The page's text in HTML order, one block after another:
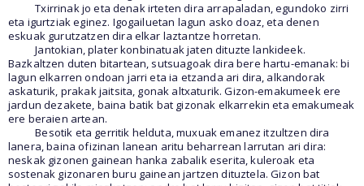
Txirrinak jo eta denak irteten dira arrapaladan, egundoko zirri
eta igurtziak eginez. Igogailuetan lagun asko doaz, eta denen
eskuak gurutzatzen dira elkar laztantze horretan.
Jantokian, plater konbinatuak jaten dituzte lankideek.
Bazkaltzen duten bitartean, sutsuagoak dira bere hartu-emanak: bi
lagun elkarren ondoan jarri eta ia etzanda ari dira, alkandorak
askaturik, prakak jaitsita, gonak altxaturik. Gizon-emakumeek ere
jardun dezakete, baina batik bat gizonak elkarrekin eta emakumeak
ere beraien artean.
Besotik eta gerritik helduta, muxuak emanez itzultzen dira
lanera, baina ofizinan lanean aritu beharrean larrutan ari dira:
neskak gizonen gainean hanka zabalik eserita, kuleroak eta
sostenak gizonaren buru gainean jartzen dituztela. Gizon bat